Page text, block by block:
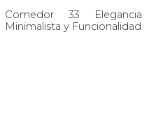
Comedor 33 Elegancia
Minimalista y Funcionalidad